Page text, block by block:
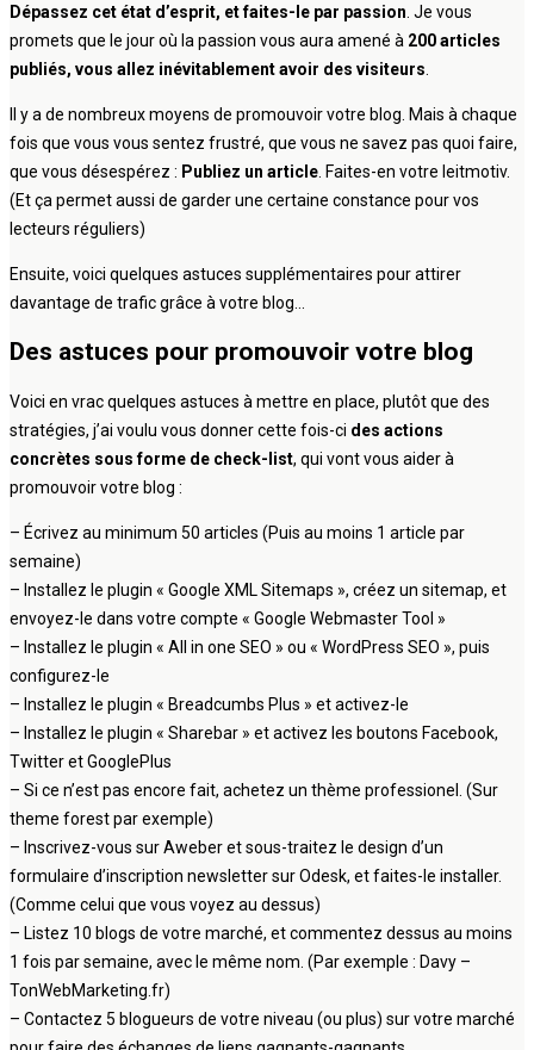
Dépassez cet état d’esprit, et faites-le par passion . Je vous
promets que le jour où la passion vous aura amené à 200 articles
publiés, vous allez inévitablement avoir des visiteurs
Il y a de nombreux moyens de promouvoir votre blog. Mais à chaque
fois que vous vous sentez frustré, que vous ne savez pas quoi faire,
que vous désespérez : Publiez un article . Faites-en votre leitmotiv.
(Et ça permet aussi de garder une certaine constance pour vos
lecteurs réguliers)
Ensuite, voici quelques astuces supplémentaires pour attirer
davantage de trafic grâce à votre blog…
Des astuces pour promouvoir votre blog
Voici en vrac quelques astuces à mettre en place, plutôt que des
stratégies, j’ai voulu vous donner cette fois-ci des actions
concrètes sous forme de check-list, qui vont vous aider à
promouvoir votre blog :
– Écrivez au minimum 50 articles (Puis au moins 1 article par
semaine)
– Installez le plugin « Google XML Sitemaps », créez un sitemap, et
envoyez-le dans votre compte « Google Webmaster Tool »
– Installez le plugin « All in one SEO » ou « WordPress SEO », puis
configurez-le
– Installez le plugin « Breadcumbs Plus » et activez-le
– Installez le plugin « Sharebar » et activez les boutons Facebook,
Twitter et GooglePlus
– Si ce n’est pas encore fait, achetez un thème professionel. (Sur
theme forest par exemple)
– Inscrivez-vous sur Aweber et sous-traitez le design d’un
formulaire d’inscription newsletter sur Odesk, et faites-le installer.
(Comme celui que vous voyez au dessus)
– Listez 10 blogs de votre marché, et commentez dessus au moins
1 fois par semaine, avec le même nom. (Par exemple : Davy –
TonWebMarketing.fr)
– Contactez 5 blogueurs de votre niveau (ou plus) sur votre marché